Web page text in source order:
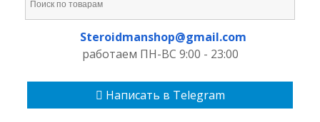
Steroidmanshop@gmail.com
работаем ПН-ВС 9:00 - 23:00
Написать в Telegram